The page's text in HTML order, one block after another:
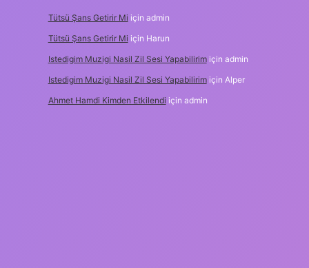
Tütsü Şans Getirir Mi için admin
Tütsü Şans Getirir Mi için Harun
Istedigim Muzigi Nasil Zil Sesi Yapabilirimiçin admin
Istedigim Muzigi Nasil Zil Sesi Yapabilirimiçin Alper
Ahmet Hamdi Kimden Etkilendi için admin